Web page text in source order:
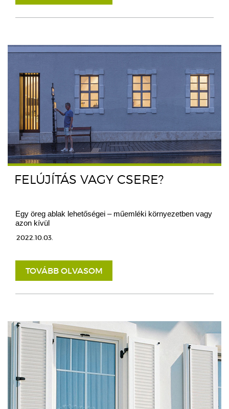
FELÚJÍTÁS VAGY CSERE?
Egy öreg ablak lehetőségei – műemléki környezetben vagy
azon kívül
2022.10.03.
TOVÁBB OLVASOM